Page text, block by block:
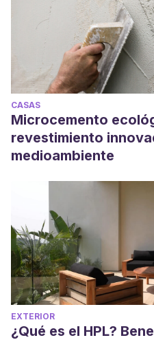
CASAS
Microcemento
revestimiento
medioambiente
EXTERIOR
¿Qué es el HPL?